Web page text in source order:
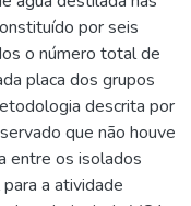
por seis
o número total de
placa dos grupos
descrita por
que não houve
entre os isolados
a atividade